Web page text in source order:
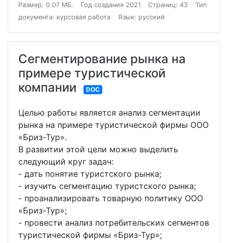
Размер: 0.07 МБ. Год создания 2021 Страниц: 43
Тип
документа: курсовая работа
Язык: русский
Сегментирование рынка на
примере туристической
компании
DOC
Целью работы является анализ сегментации
рынка на примере туристической фирмы ООО
«Бриз-Тур».
В развитии этой цели можно выделить
следующий круг задач:
- дать понятие туристского рынка;
- изучить сегментацию туристского рынка;
- проанализировать товарную политику ООО
«Бриз-Тур»;
- провести анализ потребительских сегментов
туристической фирмы «Бриз-Тур»;